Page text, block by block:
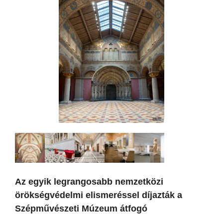
Az egyik legrangosabb nemzetközi
örökségvédelmi elismeréssel díjazták a
Szépművészeti Múzeum átfogó